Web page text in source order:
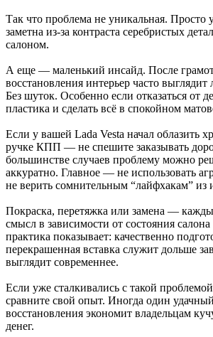
Так что проблема не уникальная. Просто
заметна из-за контраста серебристых
салоном.
А еще — маленький инсайд. После
восстановления интерьер часто выглядит
Без шуток. Особенно если отказаться от
пластика и сделать всё в спокойном
Если у вашей Lada Vesta начал облазить
ручке КПП — не спешите заказывать
большинстве случаев проблему можно
аккуратно. Главное — не использовать
не верить сомнительным “лайфхакам” из
Покраска, перетяжка или замена —
смысл в зависимости от состояния
практика показывает: качественно
перекрашенная вставка служит дольше
выглядит современнее.
Если уже сталкивались с такой
сравните свой опыт. Иногда один
восстановления экономит владельцам
денег.